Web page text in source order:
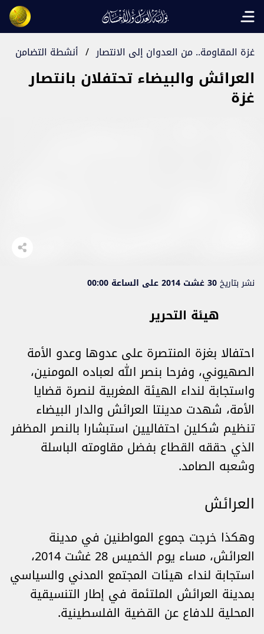
Open main menu
غزة المقاومة.. من العدوان إلى الانتصار / أنشطة التضامن
العرائش والبيضاء تحتفلان بانتصار
غزة
نشر بتاريخ30 غشت 2014 على الساعة 00:00
هيئة التحرير
احتفالا بغزة المنتصرة على عدوها وعدو الأمة
الصهيوني، وفرحا بنصر الله لعباده المومنين،
واستجابة لنداء الهيئة المغربية لنصرة قضايا
الأمة، شهدت مدينتا العرائش والدار البيضاء
تنظيم شكلين احتفاليين استبشارا بالنصر المظفر
الذي حققه القطاع بفضل مقاومته الباسلة
وشعبه الصامد.
العرائش
وهكذا خرجت جموع المواطنين في مدينة
العرائش، مساء يوم الخميس 28 غشت 2014،
استجابة لنداء هيئات المجتمع المدني والسياسي
بمدينة العرائش الملتئمة في إطار التنسيقية
المحلية للدفاع عن القضية الفلسطينية.